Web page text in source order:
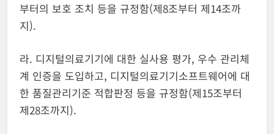
부터의 보호 조치 등을 규정함(제8조부터 제14조까
지).
라. 디지털의료기기에 대한 실사용 평가, 우수 관리체
계 인증을 도입하고, 디지털의료기기소프트웨어에 대
한 품질관리기준 적합판정 등을 규정함(제15조부터
제28조까지).